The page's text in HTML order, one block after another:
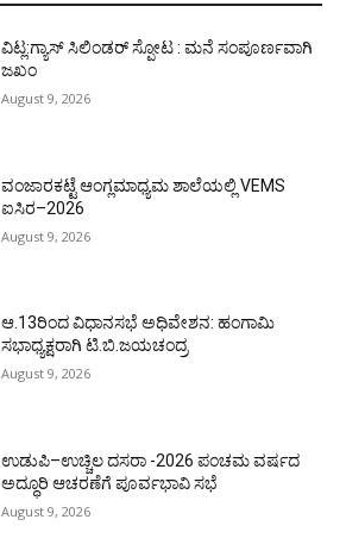
ವಿಟ್ಲ:ಗ್ಯಾಸ್ ಸಿಲಿಂಡರ್ ಸ್ಪೋಟ : ಮನೆ ಸಂಪೂರ್ಣವಾಗಿ
ಜಖಂ
August 9, 2026
ವಂಜಾರಕಟ್ಟೆ ಆಂಗ್ಲಮಾಧ್ಯಮ ಶಾಲೆಯಲ್ಲಿ VEMS
ಐಸಿರ–2026
August 9, 2026
ಆ.13ರಿಂದ ವಿಧಾನಸಭೆ ಅಧಿವೇಶನ: ಹಂಗಾಮಿ
ಸಭಾಧ್ಯಕ್ಷರಾಗಿ ಟಿ.ಬಿ.ಜಯಚಂದ್ರ
August 9, 2026
ಉಡುಪಿ–ಉಚ್ಚಿಲ ದಸರಾ -2026 ಪಂಚಮ ವರ್ಷದ
ಅದ್ಧೂರಿ ಆಚರಣೆಗೆ ಪೂರ್ವಭಾವಿ ಸಭೆ
August 9, 2026